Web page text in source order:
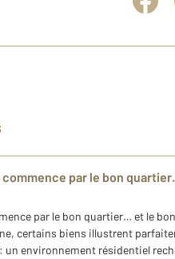
par le bon
par le bon quartier… et le bon
certains biens illustrent
un environnement résidentiel